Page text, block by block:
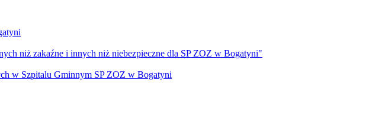
niż zakaźne i innych niż niebezpieczne dla SP ZOZ w Bogatyni"
w Szpitalu Gminnym SP ZOZ w Bogatyni